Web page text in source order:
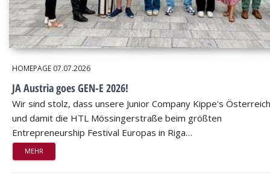
HOMEPAGE 07.07.2026
JA Austria goes GEN-E 2026!
Wir sind stolz, dass unsere Junior Company Kippe's Österreich
und damit die HTL Mössingerstraße beim größten
Entrepreneurship Festival Europas in Riga…
MEHR